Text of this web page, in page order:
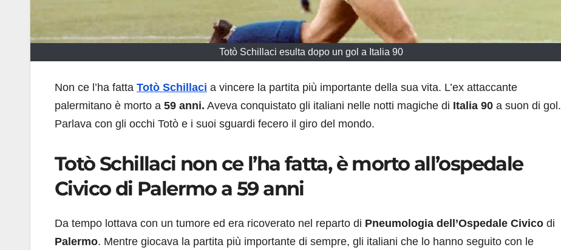
Totò Schillaci esulta dopo un gol a Italia 90
Non ce l’ha fatta Totò Schillaci a vincere la partita più importante della sua vita. L’ex attaccante
palermitano è morto a 59 anni. Aveva conquistato gli italiani nelle notti magiche di Italia 90 a suon di gol.
Parlava con gli occhi Totò e i suoi sguardi fecero il giro del mondo.
Totò Schillaci non ce l’ha fatta, è morto all’ospedale
Civico di Palermo a 59 anni
Da tempo lottava con un tumore ed era ricoverato nel reparto di Pneumologia dell’Ospedale Civico di
Palermo. Mentre giocava la partita più importante di sempre, gli italiani che lo hanno seguito con le